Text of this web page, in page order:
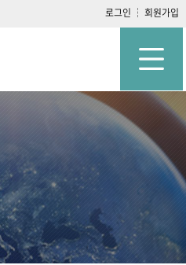
로그인 회원가입